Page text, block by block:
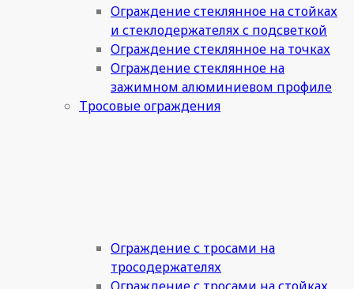
Ограждение стеклянное на стойках
и стеклодержателях с подсветкой
Ограждение стеклянное на точках
Ограждение стеклянное на
зажимном алюминиевом профиле
Тросовые ограждения
Ограждение с тросами на
тросодержателях